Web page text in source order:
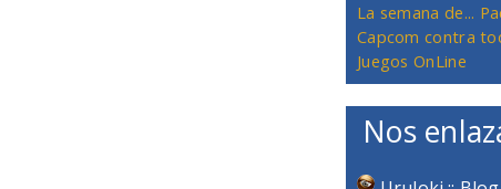
La semana de...
Capcom contra
Juegos OnLine
Nos